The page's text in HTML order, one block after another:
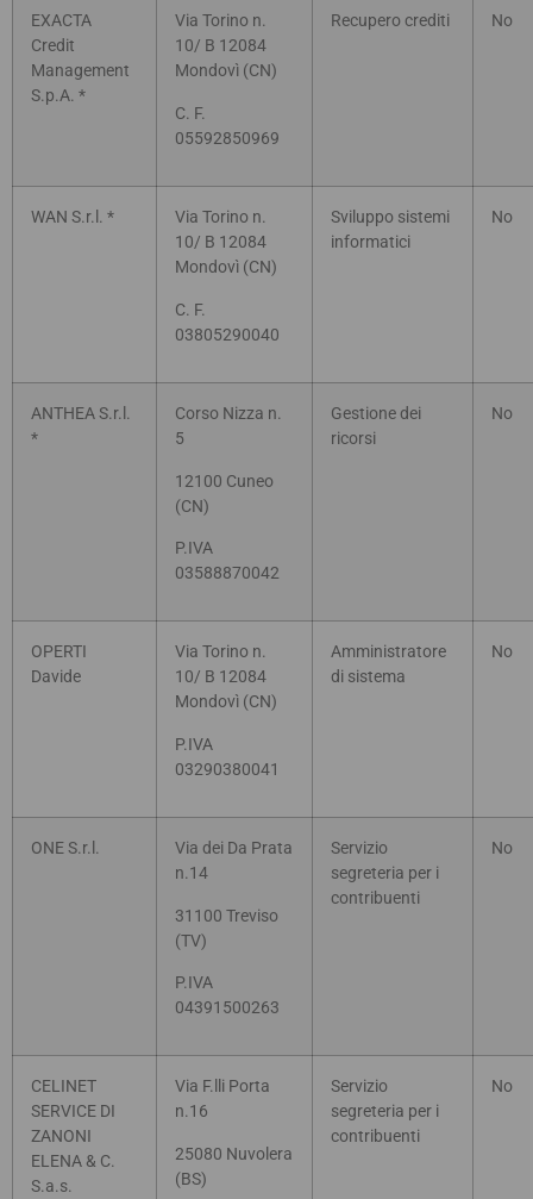
EXACTA
Credit
Management
S.p.A. *
Via Torino n.
10/ B 12084
Mondovì (CN)
C. F.
05592850969
Recupero crediti No
WAN S.r.l. *
Via Torino n.
10/ B 12084
Mondovì (CN)
C. F.
03805290040
Sviluppo sistemi
informatici
No
ANTHEA S.r.l.
*
Corso Nizza n.
5
12100 Cuneo
(CN)
P.IVA
03588870042
Gestione dei
ricorsi
No
OPERTI
Davide
Via Torino n.
10/ B 12084
Mondovì (CN)
P.IVA
03290380041
Amministratore
di sistema
No
ONE S.r.l.
Via dei Da Prata
n.14
31100 Treviso
(TV)
P.IVA
04391500263
Servizio
segreteria per i
contribuenti
No
CELINET
SERVICE DI
ZANONI
ELENA & C.
S.a.s.
Via F.lli Porta
n.16
25080 Nuvolera
(BS)
Servizio
segreteria per i
contribuenti
No